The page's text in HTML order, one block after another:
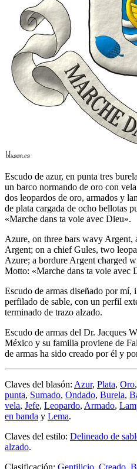
Escudo de azur, en punta tres
un barco normando de oro con
dos leopardos de oro, armados y
de plata cargada de ocho bellotas
«Marche dans ta voie avec Dieu».
Azure, on three bars wavy
Argent; on a chief Gules, two
Azure; a bordure Argent charged
Motto: «Marche dans ta voie avec
Escudo de armas diseñado por mí,
perfilado de sable, con un perfil
terminado de trazo alzado.
Escudo de armas del Dr. Jacques
México y su familia proviene de
de armas ha sido creado por él y
Claves del blasón: Azur, Plata, Oro,
punta, Sumado, Ondado, Burela,
vela, Jefe, Leopardo, Armado,
en banda y Lema.
Claves del estilo: Delineado de
alzado.
Clasificación: Gentilicio, Creado,